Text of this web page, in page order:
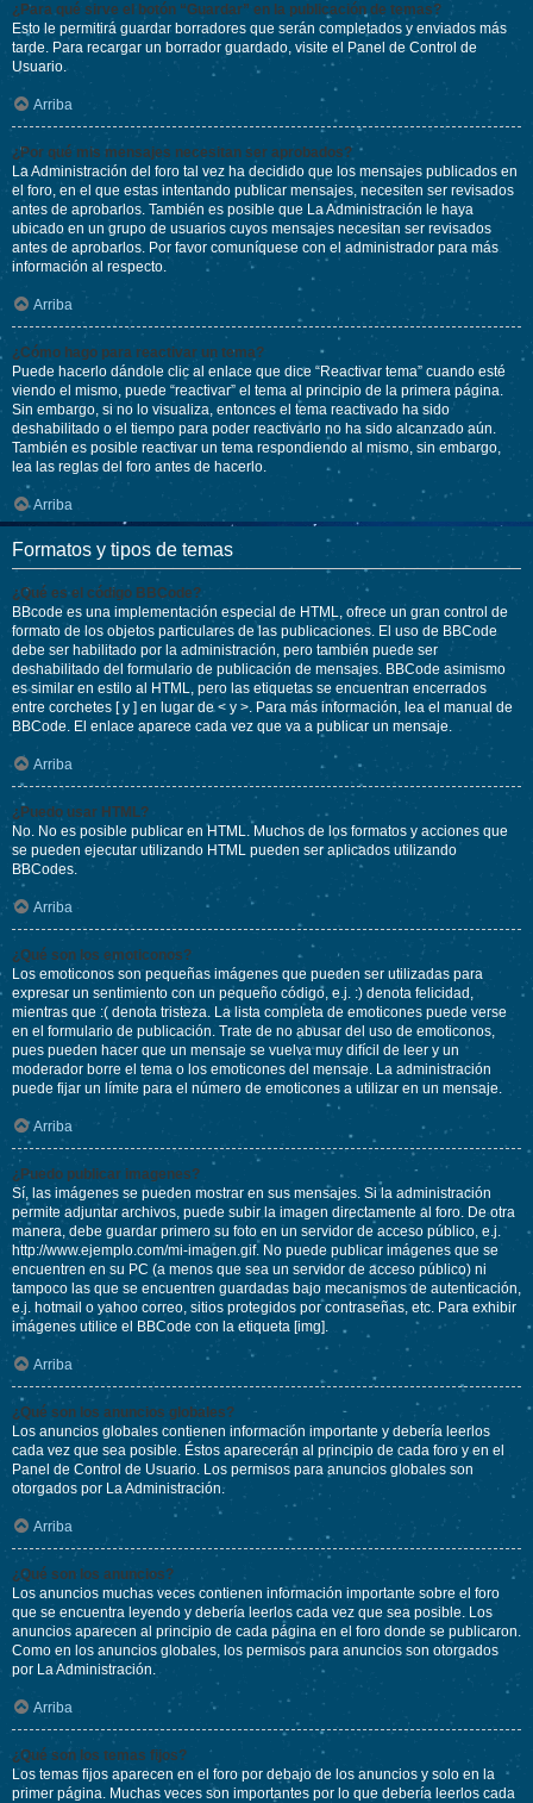
¿Para qué sirve el botón “Guardar” en la publicación de temas?
Esto le permitirá guardar borradores que serán completados y enviados más
tarde. Para recargar un borrador guardado, visite el Panel de Control de
Usuario.
Arriba
¿Por qué mis mensajes necesitan ser aprobados?
La Administración del foro tal vez ha decidido que los mensajes publicados en
el foro, en el que estas intentando publicar mensajes, necesiten ser revisados
antes de aprobarlos. También es posible que La Administración le haya
ubicado en un grupo de usuarios cuyos mensajes necesitan ser revisados
antes de aprobarlos. Por favor comuníquese con el administrador para más
información al respecto.
Arriba
¿Cómo hago para reactivar un tema?
Puede hacerlo dándole clic al enlace que dice “Reactivar tema” cuando esté
viendo el mismo, puede “reactivar” el tema al principio de la primera página.
Sin embargo, si no lo visualiza, entonces el tema reactivado ha sido
deshabilitado o el tiempo para poder reactivarlo no ha sido alcanzado aún.
También es posible reactivar un tema respondiendo al mismo, sin embargo,
lea las reglas del foro antes de hacerlo.
Arriba
Formatos y tipos de temas
¿Qué es el código BBCode?
BBcode es una implementación especial de HTML, ofrece un gran control de
formato de los objetos particulares de las publicaciones. El uso de BBCode
debe ser habilitado por la administración, pero también puede ser
deshabilitado del formulario de publicación de mensajes. BBCode asimismo
es similar en estilo al HTML, pero las etiquetas se encuentran encerrados
entre corchetes [ y ] en lugar de < y >. Para más información, lea el manual de
BBCode. El enlace aparece cada vez que va a publicar un mensaje.
Arriba
¿Puedo usar HTML?
No. No es posible publicar en HTML. Muchos de los formatos y acciones que
se pueden ejecutar utilizando HTML pueden ser aplicados utilizando
BBCodes.
Arriba
¿Qué son los emoticonos?
Los emoticonos son pequeñas imágenes que pueden ser utilizadas para
expresar un sentimiento con un pequeño código, e.j. :) denota felicidad,
mientras que :( denota tristeza. La lista completa de emoticones puede verse
en el formulario de publicación. Trate de no abusar del uso de emoticonos,
pues pueden hacer que un mensaje se vuelva muy difícil de leer y un
moderador borre el tema o los emoticones del mensaje. La administración
puede fijar un límite para el número de emoticones a utilizar en un mensaje.
Arriba
¿Puedo publicar imagenes?
Sí, las imágenes se pueden mostrar en sus mensajes. Si la administración
permite adjuntar archivos, puede subir la imagen directamente al foro. De otra
manera, debe guardar primero su foto en un servidor de acceso público, e.j.
http://www.ejemplo.com/mi-imagen.gif. No puede publicar imágenes que se
encuentren en su PC (a menos que sea un servidor de acceso público) ni
tampoco las que se encuentren guardadas bajo mecanismos de autenticación,
e.j. hotmail o yahoo correo, sitios protegidos por contraseñas, etc. Para exhibir
imágenes utilice el BBCode con la etiqueta [img].
Arriba
¿Qué son los anuncios globales?
Los anuncios globales contienen información importante y debería leerlos
cada vez que sea posible. Éstos aparecerán al principio de cada foro y en el
Panel de Control de Usuario. Los permisos para anuncios globales son
otorgados por La Administración.
Arriba
¿Qué son los anuncios?
Los anuncios muchas veces contienen información importante sobre el foro
que se encuentra leyendo y debería leerlos cada vez que sea posible. Los
anuncios aparecen al principio de cada página en el foro donde se publicaron.
Como en los anuncios globales, los permisos para anuncios son otorgados
por La Administración.
Arriba
¿Qué son los temas fijos?
Los temas fijos aparecen en el foro por debajo de los anuncios y solo en la
primer página. Muchas veces son importantes por lo que debería leerlos cada